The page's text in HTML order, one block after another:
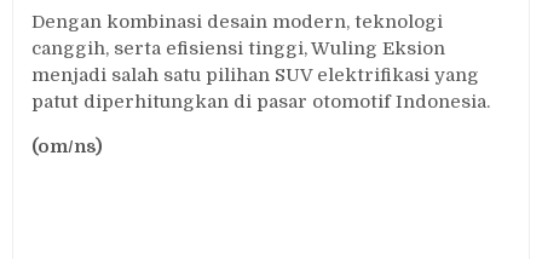
Dengan kombinasi desain modern, teknologi
canggih, serta efisiensi tinggi, Wuling Eksion
menjadi salah satu pilihan SUV elektrifikasi yang
patut diperhitungkan di pasar otomotif Indonesia.
(om/ns)